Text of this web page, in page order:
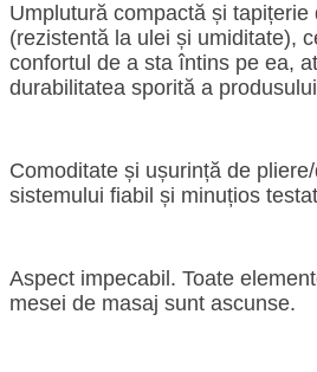
Umplutură compactă și tapițerie
(rezistentă la ulei și umiditate),
confortul de a sta întins pe ea,
durabilitatea sporită a
Comoditate și ușurință de
sistemului fiabil și minuțios
Aspect impecabil. Toate
mesei de masaj sunt ascunse.